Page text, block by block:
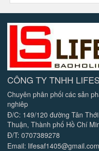
CÔNG TY TNHH
Chuyên phân phối các sản
nghiêp
Đ/C: 149/120 đường Tân
Thuận, Thành phố Hồ Chí
Đ/T: 0707389278
Email: lifesaf1405@gmail.com